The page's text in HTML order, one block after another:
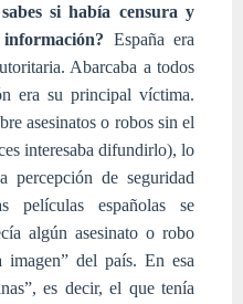
si había censura y
España era
Abarcaba a todos
era su principal víctima.
asesinatos o robos sin el
interesaba difundirlo), lo
percepción de seguridad
películas españolas se
algún asesinato o robo
imagen” del país. En esa
es decir, el que tenía